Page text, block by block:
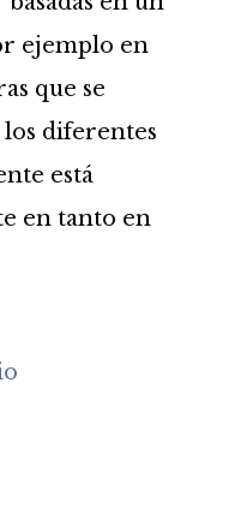
ejemplo en
que se
diferentes
está
en tanto en